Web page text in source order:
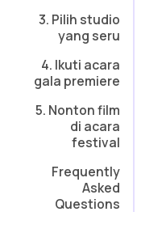
3. Pilih studio
yang seru
4. Ikuti acara
gala premiere
5. Nonton film
di acara
festival
Frequently
Asked
Questions